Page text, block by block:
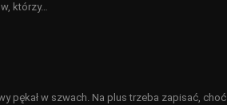
którzy…
pękał w szwach. Na plus trzeba zapisać, choć